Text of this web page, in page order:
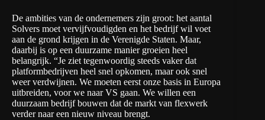
De ambities van de ondernemers zijn groot: het aantal
Solvers moet vervijfvoudigden en het bedrijf wil voet
aan de grond krijgen in de Verenigde Staten. Maar,
daarbij is op een duurzame manier groeien heel
belangrijk. “Je ziet tegenwoordig steeds vaker dat
platformbedrijven heel snel opkomen, maar ook snel
weer verdwijnen. We moeten eerst onze basis in Europa
uitbreiden, voor we naar VS gaan. We willen een
duurzaam bedrijf bouwen dat de markt van flexwerk
verder naar een nieuw niveau brengt.